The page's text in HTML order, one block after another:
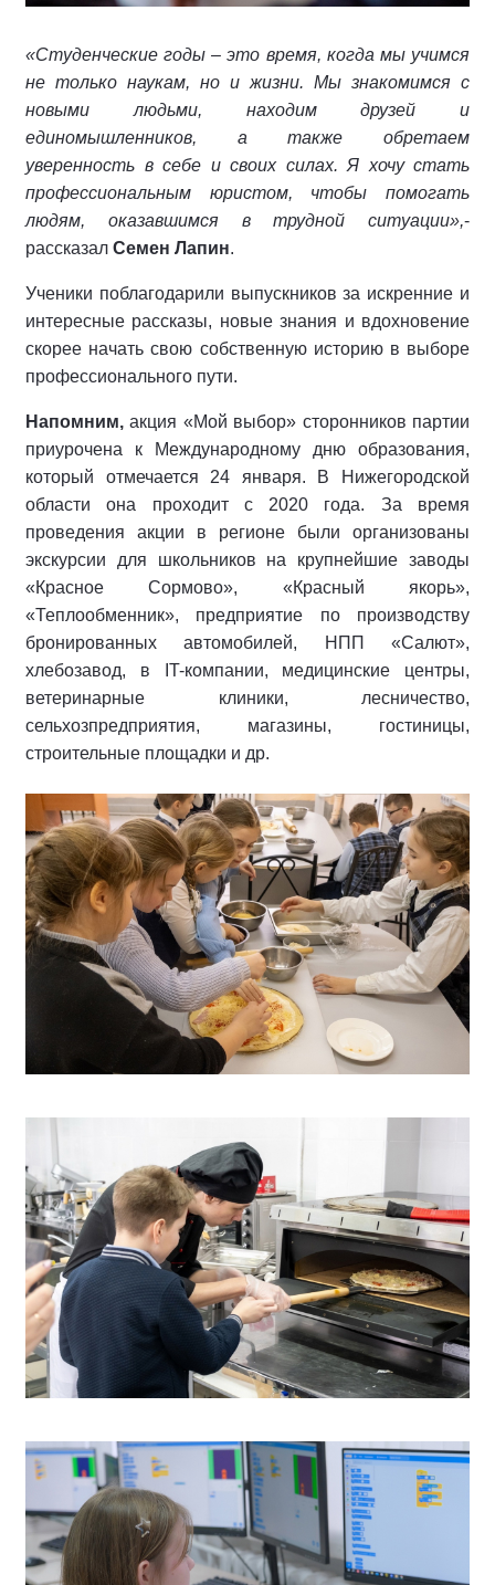
«Студенческие годы – это время, когда мы учимся
не только наукам, но и жизни. Мы знакомимся с
новыми людьми, находим друзей и
единомышленников, а также обретаем
уверенность в себе и своих силах. Я хочу стать
профессиональным юристом, чтобы помогать
людям, оказавшимся в трудной ситуации»,-
рассказал Семен Лапин.
Ученики поблагодарили выпускников за искренние и
интересные рассказы, новые знания и вдохновение
скорее начать свою собственную историю в выборе
профессионального пути.
Напомним, акция «Мой выбор» сторонников партии
приурочена к Международному дню образования,
который отмечается 24 января. В Нижегородской
области она проходит с 2020 года. За время
проведения акции в регионе были организованы
экскурсии для школьников на крупнейшие заводы
«Красное Сормово», «Красный якорь»,
«Теплообменник», предприятие по производству
бронированных автомобилей, НПП «Салют»,
хлебозавод, в IT-компании, медицинские центры,
ветеринарные клиники, лесничество,
сельхозпредприятия, магазины, гостиницы,
строительные площадки и др.